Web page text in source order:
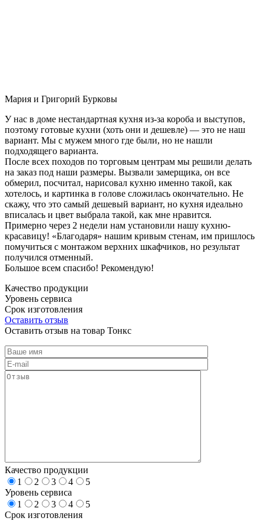
Мария и Григорий Бурковы
У нас в доме нестандартная кухня из-за короба и выступов,
поэтому готовые кухни (хоть они и дешевле) — это не наш
вариант. Мы с мужем много где были, но не нашли
подходящего варианта.
После всех походов по торговым центрам мы решили делать
на заказ под наши размеры. Вызвали замерщика, он все
обмерил, посчитал, нарисовал кухню именно такой, как
хотелось, и картинка в голове сложилась окончательно. Не
скажу, что это самый дешевый вариант, но кухня идеально
вписалась и цвет выбрала такой, как мне нравится.
Примерно через 2 недели нам установили нашу кухню-
красавицу! «Благодаря» нашим кривым стенам, им пришлось
помучиться с монтажом верхних шкафчиков, но результат
получился отменный.
Большое всем спасибо! Рекомендую!
Качество продукции
Уровень сервиса
Срок изготовления
Оставить отзыв
Оставить отзыв на товар Тонкс
Качество продукции
1
2 3 4
5
Уровень сервиса
1
2 3 4
5
Срок изготовления